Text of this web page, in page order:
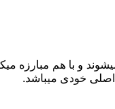
و با هم مبارزه
خودی میباشد.